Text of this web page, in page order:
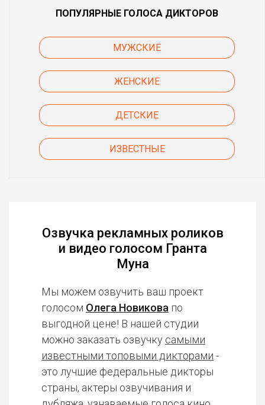
ПОПУЛЯРНЫЕ ГОЛОСА ДИКТОРОВ
МУЖСКИЕ
ЖЕНСКИЕ
ДЕТСКИЕ
ИЗВЕСТНЫЕ
Озвучка рекламных роликов
и видео голосом Гранта
Муна
Мы можем озвучить ваш проект
голосом Олега Новикова по
выгодной цене! В нашей студии
можно заказать озвучку самыми
известными топовыми дикторами -
это лучшие федеральные дикторы
страны, актеры озвучивания и